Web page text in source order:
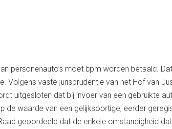
personenauto’s moet bpm worden betaald.
Volgens vaste jurisprudentie van het Hof van
uitgesloten dat bij invoer van een gebruikte
de waarde van een gelijksoortige, eerder
geoordeeld dat de enkele omstandigheid